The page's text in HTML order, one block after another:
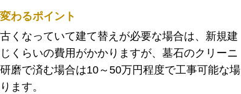
わるポイント
くなっていて建て替えが必要な場合は、新規建
くらいの費用がかかりますが、墓石のクリーニ
磨で済む場合は10～50万円程度で工事可能な場
ます。